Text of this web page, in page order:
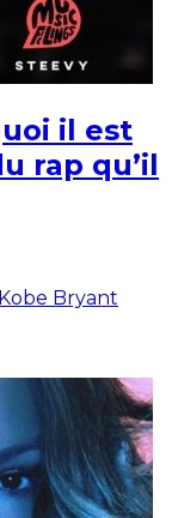
il est
rap qu’il
Kobe Bryant